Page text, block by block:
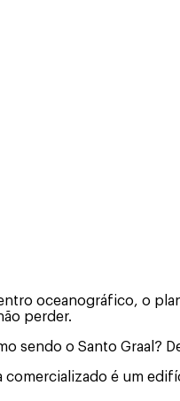
oceanográfico, o
perder.
sendo o Santo Graal?
é um